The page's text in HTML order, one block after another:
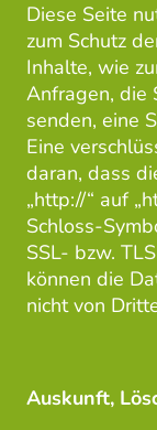
Diese Seite
zum Schutz
Inhalte, wie
Anfragen, die
senden, eine
Eine
daran, dass
„http://“ auf
Schloss-
SSL- bzw.
können die
nicht von
Auskunft,